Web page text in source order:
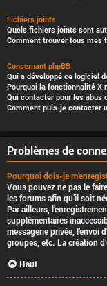
Fichiers joints
Quels fichiers joints sont
Comment trouver tous mes
Concernant phpBB
Qui a développé ce logiciel
Pourquoi la fonctionnalité X
Qui contacter pour les abus
Comment puis-je contacter
Problèmes de
Pourquoi dois-je
Vous pouvez ne pas le
les forums afin qu’il soit
Par ailleurs,
supplémentaires
messagerie privée, l’envoi
groupes, etc. La création
Haut